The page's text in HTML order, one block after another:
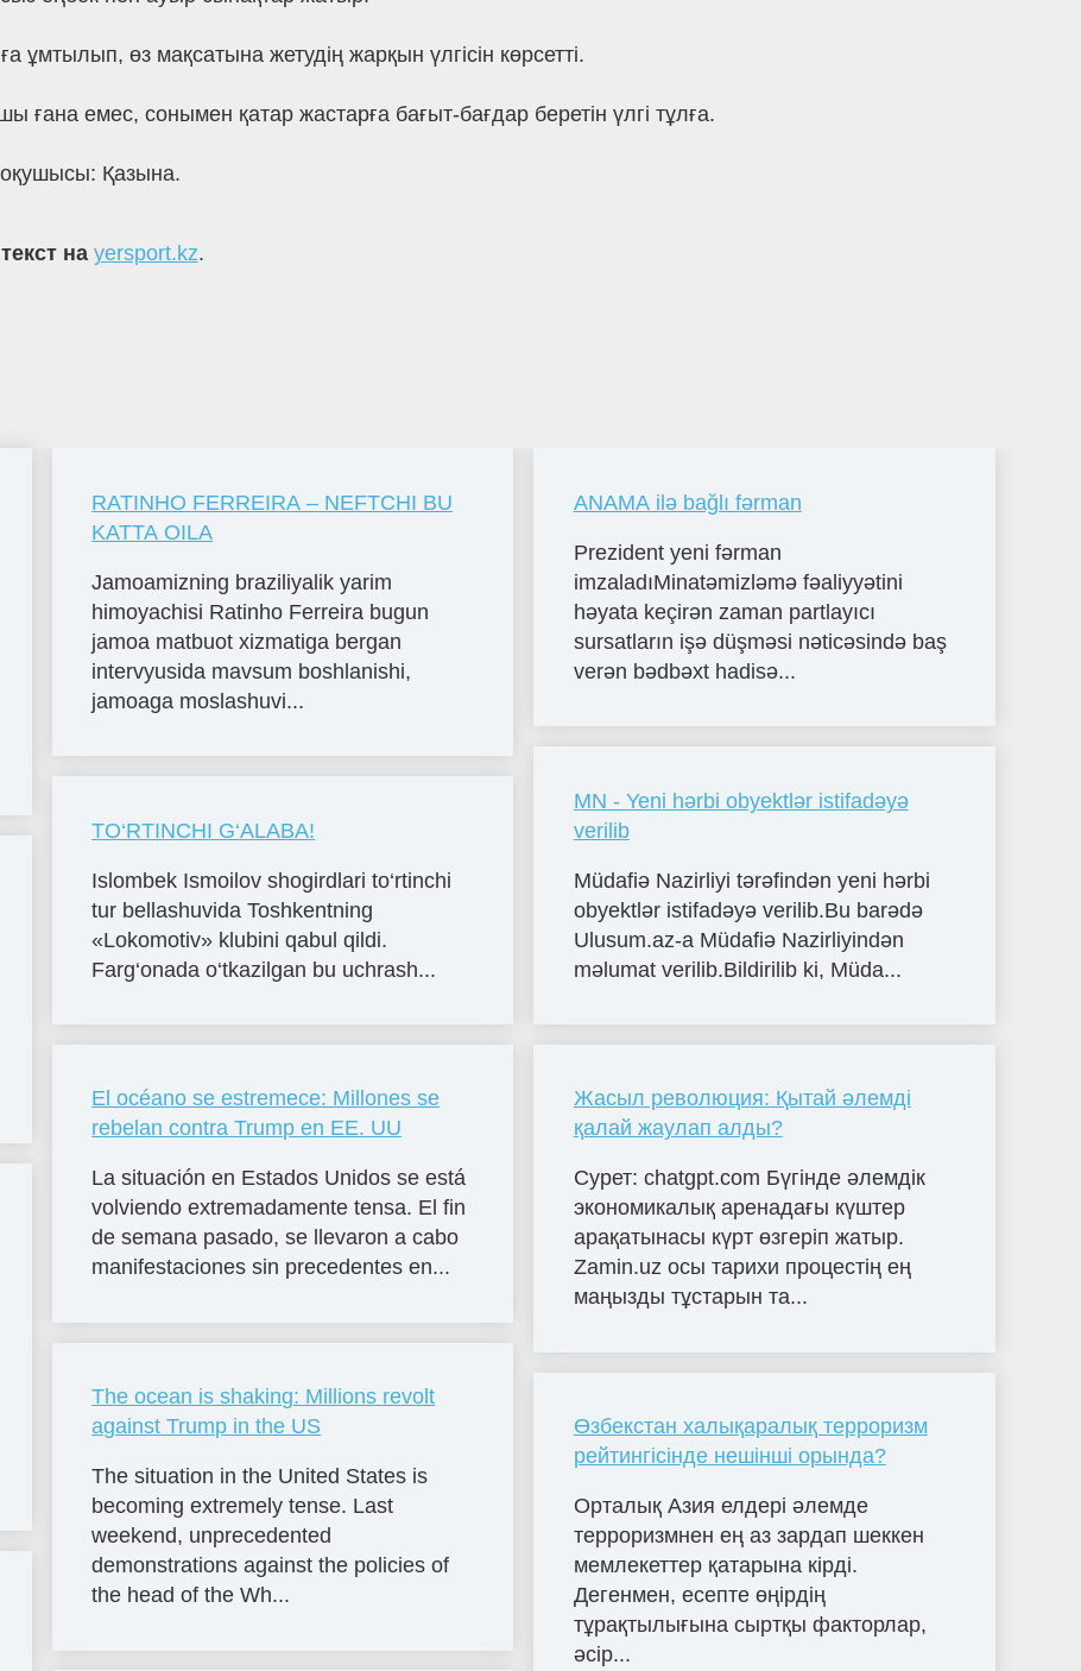
өз мақсатына жетудің жарқын үлгісін көрсетті.
ғана емес, сонымен қатар жастарға бағыт-бағдар беретін үлгі тұлға.
Қазына.
на yersport.kz.
RATINHO FERREIRA – NEFTCHI BU
KATTA OILA
Jamoamizning braziliyalik yarim
himoyachisi Ratinho Ferreira bugun
jamoa matbuot xizmatiga bergan
intervyusida mavsum boshlanishi,
jamoaga moslashuvi...
TO‘RTINCHI G‘ALABA!
Islombek Ismoilov shogirdlari to‘rtinchi
tur bellashuvida Toshkentning
«Lokomotiv» klubini qabul qildi.
Farg‘onada o‘tkazilgan bu uchrash...
El océano se estremece: Millones se
rebelan contra Trump en EE. UU
La situación en Estados Unidos se está
volviendo extremadamente tensa. El fin
de semana pasado, se llevaron a cabo
manifestaciones sin precedentes en...
The ocean is shaking: Millions revolt
against Trump in the US
The situation in the United States is
becoming extremely tense. Last
weekend, unprecedented
demonstrations against the policies of
the head of the Wh...
ANAMA ilə bağlı fərman
Prezident yeni fərman
imzaladıMinatəmizləmə fəaliyyətini
həyata keçirən zaman partlayıcı
sursatların işə düşməsi nəticəsində baş
verən bədbəxt hadisə...
MN - Yeni hərbi obyektlər istifadəyə
verilib
Müdafiə Nazirliyi tərəfindən yeni hərbi
obyektlər istifadəyə verilib.Bu barədə
Ulusum.az-a Müdafiə Nazirliyindən
məlumat verilib.Bildirilib ki, ​Müda...
Жасыл революция: Қытай әлемді
қалай жаулап алды?
Сурет: chatgpt.com Бүгінде әлемдік
экономикалық аренадағы күштер
арақатынасы күрт өзгеріп жатыр.
Zamin.uz осы тарихи процестің ең
маңызды тұстарын та...
Өзбекстан халықаралық терроризм
рейтингісінде нешінші орында?
Орталық Азия елдері әлемде
терроризмнен ең аз зардап шеккен
мемлекеттер қатарына кірді.
Дегенмен, есепте өңірдің
тұрақтылығына сыртқы факторлар,
әсір...